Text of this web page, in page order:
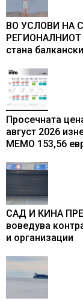
ВО УСЛОВИ НА
РЕГИОНАЛНИОТ
стана
Просечната
август 2026
МЕМО 153,56
САД И КИНА
воведува
и организации